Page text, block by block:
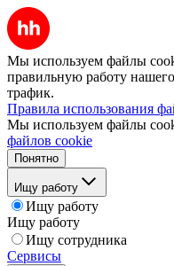
Мы используем файлы
правильную работу
трафик.
Правила использования
Мы используем файлы
файлов cookie
Понятно
Ищу работу
Ищу работу
Ищу работу
Ищу сотрудника
Сервисы